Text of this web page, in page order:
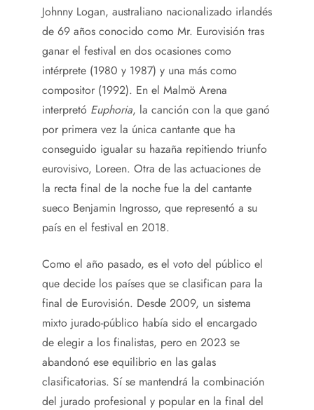
Johnny Logan, australiano nacionalizado irlandés
de 69 años conocido como Mr. Eurovisión tras
ganar el festival en dos ocasiones como
intérprete (1980 y 1987) y una más como
compositor (1992). En el Malmö Arena
interpretó Euphoria, la canción con la que ganó
por primera vez la única cantante que ha
conseguido igualar su hazaña repitiendo triunfo
eurovisivo, Loreen. Otra de las actuaciones de
la recta final de la noche fue la del cantante
sueco Benjamin Ingrosso, que representó a su
país en el festival en 2018.
Como el año pasado, es el voto del público el
que decide los países que se clasifican para la
final de Eurovisión. Desde 2009, un sistema
mixto jurado-público había sido el encargado
de elegir a los finalistas, pero en 2023 se
abandonó ese equilibrio en las galas
clasificatorias. Sí se mantendrá la combinación
del jurado profesional y popular en la final del